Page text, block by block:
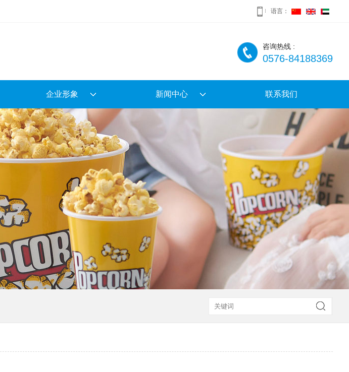
语言：
咨询热线 :
0576-84188369
企业形象
厂房外观
生产车间
研发设计
新闻中心 联系我们